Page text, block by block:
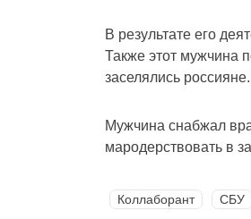
В результате его
Также этот мужчина
заселялись россияне.
Мужчина снабжал
мародерствовать в
Коллаборант СБУ